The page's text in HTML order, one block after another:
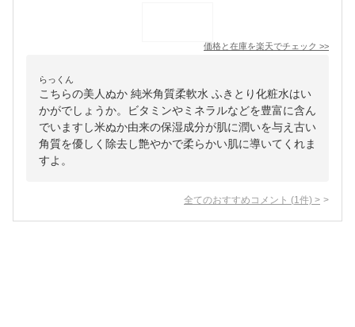
価格と在庫を楽天でチェック >>
らっくん
こちらの美人ぬか 純米角質柔軟水 ふきとり化粧水はい
かがでしょうか。ビタミンやミネラルなどを豊富に含ん
でいますし米ぬか由来の保湿成分が肌に潤いを与え古い
角質を優しく除去し艶やかで柔らかい肌に導いてくれま
すよ。
全てのおすすめコメント (1 件) >